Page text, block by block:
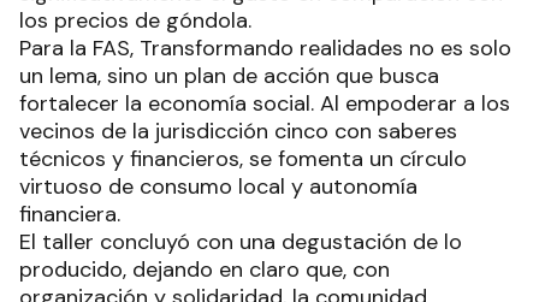
los precios de góndola.
Para la FAS, Transformando realidades no es solo
un lema, sino un plan de acción que busca
fortalecer la economía social. Al empoderar a los
vecinos de la jurisdicción cinco con saberes
técnicos y financieros, se fomenta un círculo
virtuoso de consumo local y autonomía
financiera.
El taller concluyó con una degustación de lo
producido, dejando en claro que, con